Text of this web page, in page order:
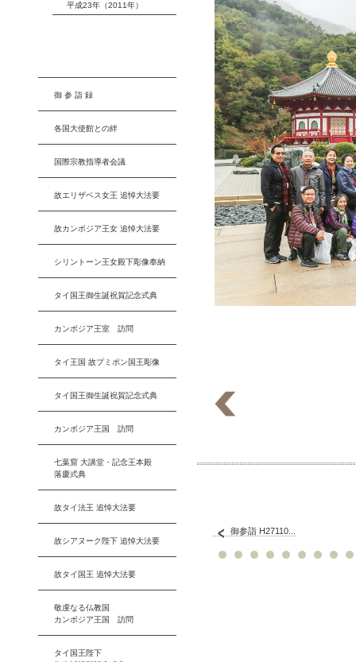
御参詣 H27110...
平成23年（2011年）
御 参 詣 録
各国大使館との絆
国際宗教指導者会議
故エリザベス女王 追悼大法要
故カンボジア王女 追悼大法要
シリントーン王女殿下彫像奉納
タイ国王御生誕祝賀記念式典
カンボジア王室 訪問
タイ王国 故プミポン国王彫像
タイ国王御生誕祝賀記念式典
カンボジア王国 訪問
七葉窟 大講堂・記念王本殿
落慶式典
故タイ法王 追悼大法要
故シアヌーク陛下 追悼大法要
故タイ国王 追悼大法要
敬虔なる仏教国
カンボジア王国 訪問
タイ国王陛下